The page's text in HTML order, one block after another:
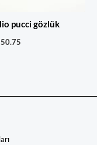
pucci gözlük